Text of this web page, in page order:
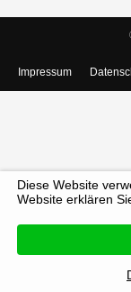
Impressum
Diese Website
Website erklären